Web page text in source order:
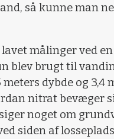
så kunne man
målinger ved
blev brugt til
dybde og 3,4
nitrat bevæger
noget om
siden af